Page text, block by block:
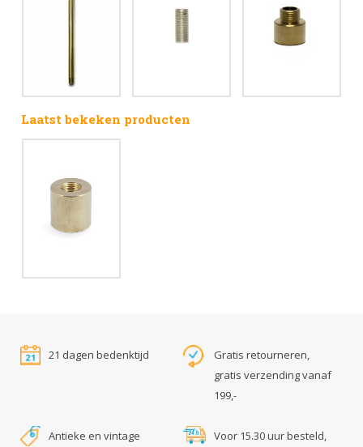
Laatst bekeken producten
21 dagen bedenktijd
Gratis retourneren,
gratis verzending vanaf
199,-
Antieke en vintage
Voor 15.30 uur besteld,